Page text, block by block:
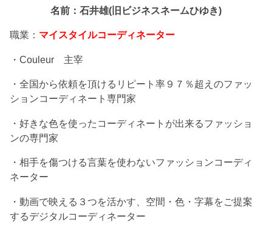
名前：石井雄(旧ビジネスネームひゆき)
職業： マイスタイルコーディネーター
・Couleur 主宰
・全国から依頼を頂けるリピート率９７％超えのファッ
ションコーディネート専門家
・好きな色を使ったコーディネートが出来るファッショ
ンの専門家
・相手を傷つける言葉を使わないファッションコーディ
ネーター
・動画で映える３つを活かす、空間・色・字幕をご提案
するデジタルコーディネーター